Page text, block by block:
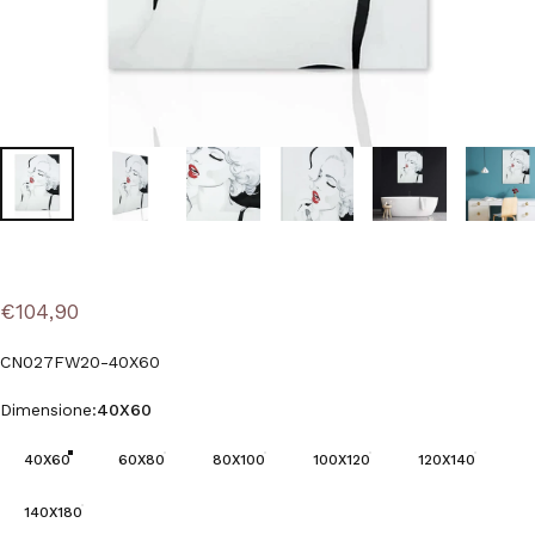
€104,90
CN027FW20-40X60
Dimensione
Dimensione:40X60
40X60 60X80 80X100 100X120 120X140
140X180